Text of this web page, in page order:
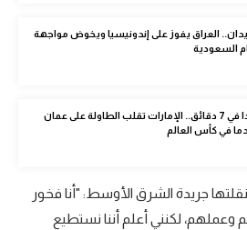
العراق يفوز على إندونيسيا ويخوض مواجهة
السعودية
ريمونتادا في 7 دقائق.. الإمارات تقلب الطاولة على عمان
في كأس العالم
جريدة الشرق الأوسط: "أنا فخور
وعملهم، لكنني أعلم أننا نستطيع